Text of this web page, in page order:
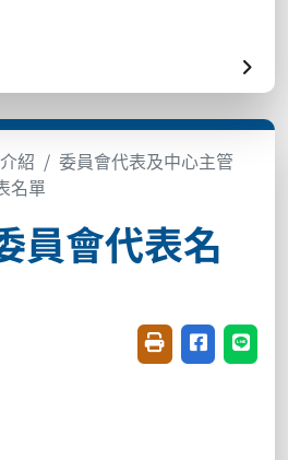
紹
委員會代表及中心主管
名單
員會代表名
友善列印(開新視
分享至臉書
分享